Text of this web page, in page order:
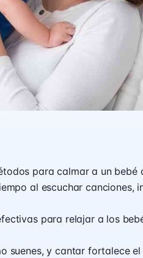
para calmar a un bebé
al escuchar canciones,
para relajar a los
suenes, y cantar fortalece